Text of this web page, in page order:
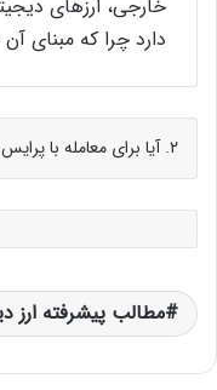
خارجی، ارزهای
دارد چرا که مبنای
۲. آیا برای معامله با پرایس اکشن باید اندیکاتور کاملا حذف شود؟
مطالب پیشرفته ارز